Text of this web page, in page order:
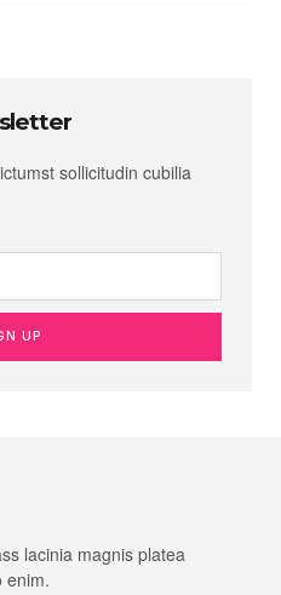
sollicitudin cubilia
UP
lacinia magnis platea
enim.